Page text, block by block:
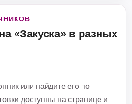
«Закуска» в разных
или найдите его по
доступны на странице и